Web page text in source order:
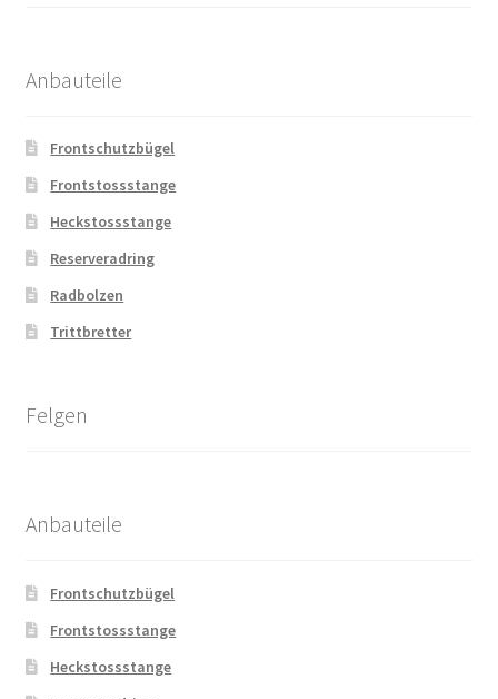
Anbauteile
Frontschutzbügel
Frontstossstange
Heckstossstange
Reserveradring
Radbolzen
Trittbretter
Felgen
Anbauteile
Frontschutzbügel
Frontstossstange
Heckstossstange